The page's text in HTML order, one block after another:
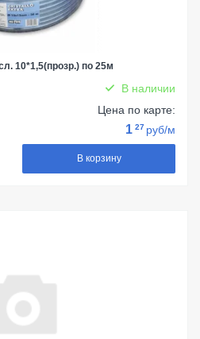
10*1,5(прозр.) по 25м
В наличии
Цена по карте:
1 27 руб/м
В корзину